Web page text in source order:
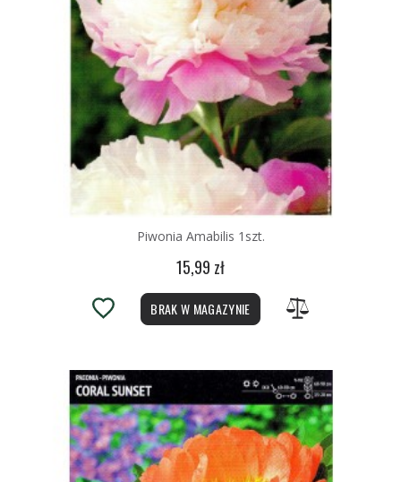
Piwonia Amabilis 1szt.
15,99 zł
BRAK W MAGAZYNIE